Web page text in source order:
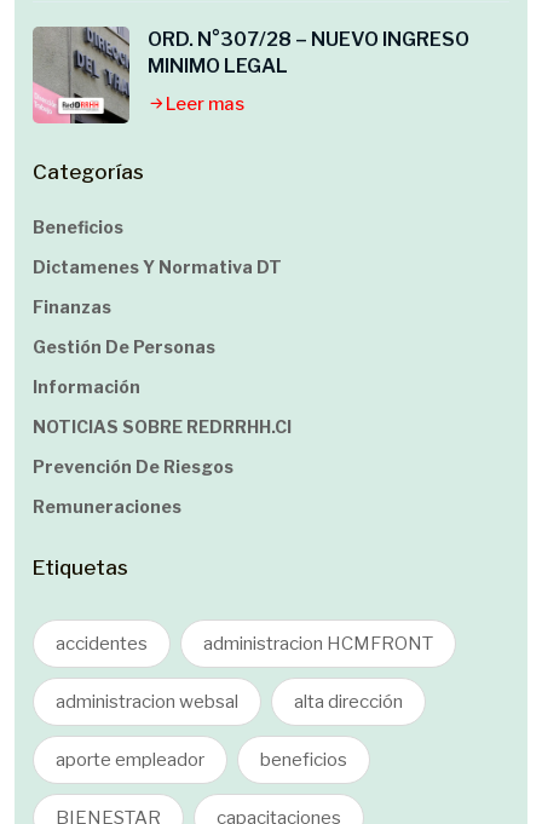
ORD. N°307/28 – NUEVO INGRESO
MINIMO LEGAL
Leer mas
Categorías
Beneficios
Dictamenes Y Normativa DT
Finanzas
Gestión De Personas
Información
NOTICIAS SOBRE REDRRHH.cl
Prevención De Riesgos
Remuneraciones
Etiquetas
accidentes administracion HCMFRONT
administracion websal alta dirección
aporte empleador beneficios
BIENESTAR capacitaciones